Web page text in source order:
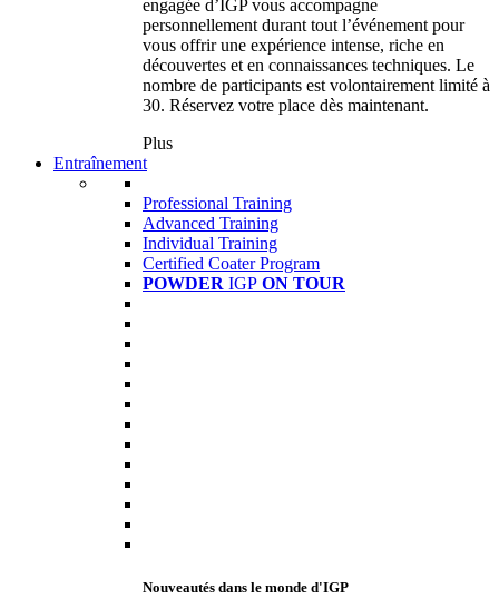
engagée d’IGP vous accompagne
personnellement durant tout l’événement pour
vous offrir une expérience intense, riche en
découvertes et en connaissances techniques. Le
nombre de participants est volontairement limité à
30. Réservez votre place dès maintenant.
Plus
Entraînement
Professional Training
Advanced Training
Individual Training
Certified Coater Program
POWDER IGP ON TOUR
Nouveautés dans le monde d'IGP